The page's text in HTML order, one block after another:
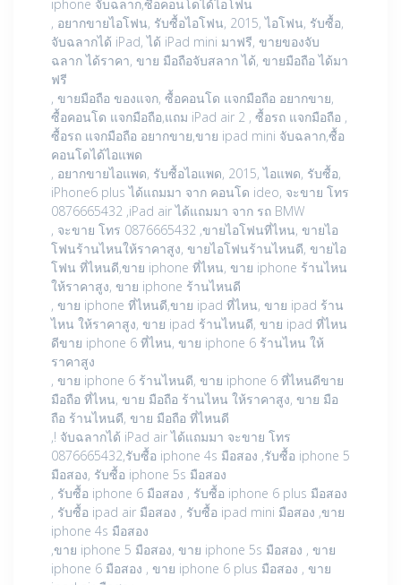
iphone จับฉลาก,ซื้อคอนโดได้ไอโฟน
, อยากขายไอโฟน, รับซื้อไอโฟน, 2015, ไอโฟน, รับซื้อ,
จับฉลากได้ iPad, ได้ iPad mini มาฟรี, ขายของจับ
ฉลาก ได้ราคา, ขาย มือถือจับสลาก ได้, ขายมือถือ ได้มา
ฟรี
, ขายมือถือ ของแจก, ซื้อคอนโด แจกมือถือ อยากขาย,
ซื้อคอนโด แจกมือถือ,แถม iPad air 2 , ซื้อรถ แจกมือถือ ,
ซื้อรถ แจกมือถือ อยากขาย,ขาย ipad mini จับฉลาก,ซื้อ
คอนโดได้ไอแพด
, อยากขายไอแพด, รับซื้อไอแพด, 2015, ไอแพด, รับซื้อ,
iPhone6 plus ได้แถมมา จาก คอนโด ideo, จะขาย โทร
0876665432 ,iPad air ได้แถมมา จาก รถ BMW
, จะขาย โทร 0876665432 ,ขายไอโฟนที่ไหน, ขายไอ
โฟนร้านไหนให้ราคาสูง, ขายไอโฟนร้านไหนดี, ขายไอ
โฟน ที่ไหนดี,ขาย iphone ที่ไหน, ขาย iphone ร้านไหน
ให้ราคาสูง, ขาย iphone ร้านไหนดี
, ขาย iphone ที่ไหนดี,ขาย ipad ที่ไหน, ขาย ipad ร้าน
ไหน ให้ราคาสูง, ขาย ipad ร้านไหนดี, ขาย ipad ที่ไหน
ดีขาย iphone 6 ที่ไหน, ขาย iphone 6 ร้านไหน ให้
ราคาสูง
, ขาย iphone 6 ร้านไหนดี, ขาย iphone 6 ที่ไหนดีขาย
มือถือ ที่ไหน, ขาย มือถือ ร้านไหน ให้ราคาสูง, ขาย มือ
ถือ ร้านไหนดี, ขาย มือถือ ที่ไหนดี
,! จับฉลากได้ iPad air ได้แถมมา จะขาย โทร
0876665432,รับซื้อ iphone 4s มือสอง ,รับซื้อ iphone 5
มือสอง, รับซื้อ iphone 5s มือสอง
, รับซื้อ iphone 6 มือสอง , รับซื้อ iphone 6 plus มือสอง
, รับซื้อ ipad air มือสอง , รับซื้อ ipad mini มือสอง ,ขาย
iphone 4s มือสอง
,ขาย iphone 5 มือสอง, ขาย iphone 5s มือสอง , ขาย
iphone 6 มือสอง , ขาย iphone 6 plus มือสอง , ขาย